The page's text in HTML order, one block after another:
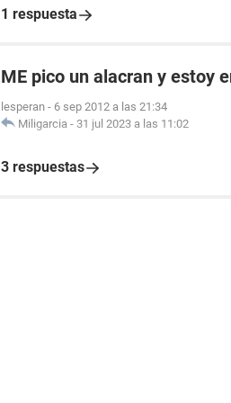
1 respuesta
ME pico un alacran y estoy
lesperan - 6 sep 2012 a las 21:34
Miligarcia - 31 jul 2023 a las 11:02
3 respuestas